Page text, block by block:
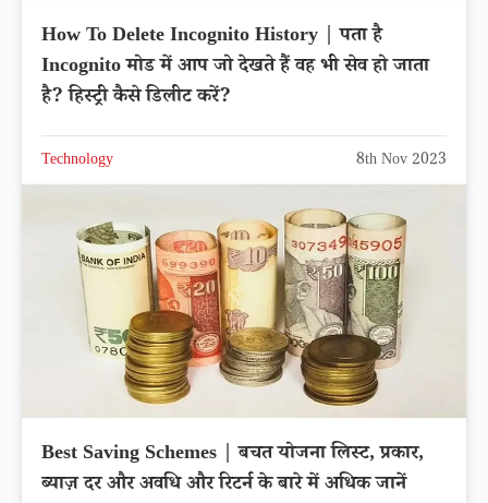
How To Delete Incognito History | पता है
Incognito मोड में आप जो देखते हैं वह भी सेव हो जाता
है? हिस्ट्री कैसे डिलीट करें?
Technology 8th Nov 2023
Best Saving Schemes | बचत योजना लिस्ट, प्रकार,
ब्याज़ दर और अवधि और रिटर्न के बारे में अधिक जानें